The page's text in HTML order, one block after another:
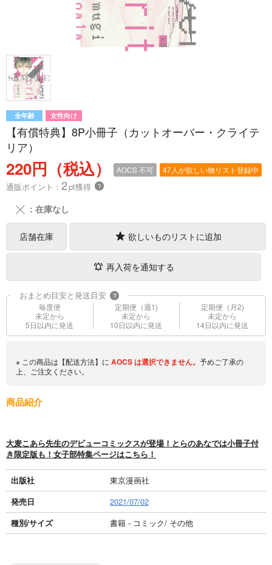
全年齢 女性向け
【有償特典】8P小冊子（カットオーバー・クライテ
リア）
220円（税込） AOCS不可 47人が欲しい物リスト登録中
通販ポイント： 2pt獲得 ？
╳ ：在庫なし
店舗在庫 欲しいものリストに追加
再入荷を通知する
おまとめ目安と発送目安 ?
毎度便
未定から
5日以内に発送
定期便（週1)
未定から
10日以内に発送
定期便（月2)
未定から
14日以内に発送
※ この商品は【配送方法】に AOCSは選択できません。 予めご了承の
上、ご注文ください。
商品紹介
大麦こあら先生のデビューコミックスが登場！とらのあなでは小冊子付
き限定版も！女子部特集ページはこちら！
出版社
東京漫画社
発売日
2021/07/02
種別/サイズ
書籍 - コミック/ その他